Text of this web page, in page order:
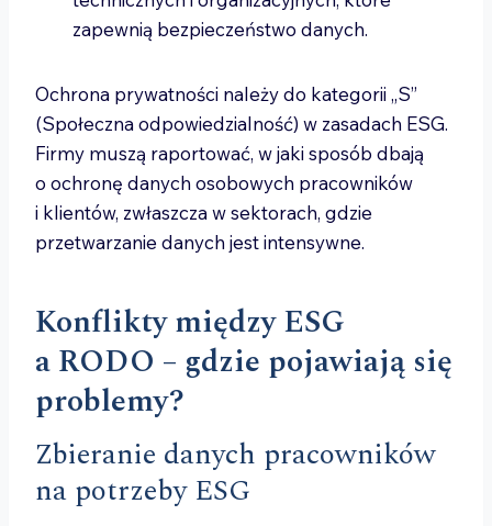
zapewnią bezpieczeństwo danych.
Ochrona prywatności należy do kategorii „S”
(Społeczna odpowiedzialność) w zasadach ESG.
Firmy muszą raportować, w jaki sposób dbają
o ochronę danych osobowych pracowników
i klientów, zwłaszcza w sektorach, gdzie
przetwarzanie danych jest intensywne.
Konflikty między ESG
a RODO – gdzie pojawiają się
problemy?
Zbieranie danych pracowników
na potrzeby ESG